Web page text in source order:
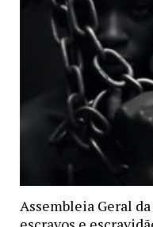
Assembleia Geral